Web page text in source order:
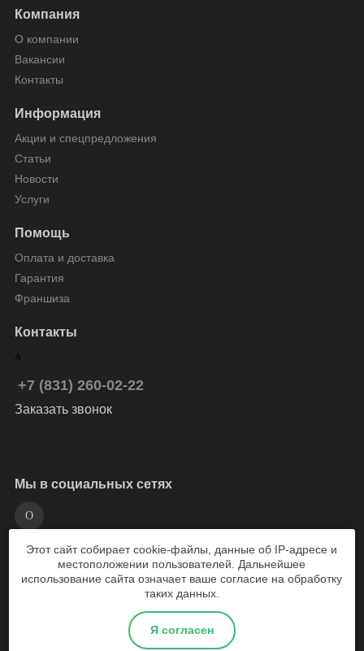
Компания
О компании
Вакансии
Контакты
Информация
Акции и спецпредложения
Статьи
Новости
Услуги
Помощь
Оплата и доставка
Гарантия
Франшиза
Контакты
+7 (831) 260-02-22
Заказать звонок
Мы в социальных сетях
разработка сайта Weboil
2026 © Веломарка - магазин велосипедов Нижний Новгород
Политика конфиденциальности
Этот сайт собирает cookie-файлы, данные об IP-адресе и
местоположении пользователей. Дальнейшее
использование сайта означает ваше согласие на обработку
таких данных.
Я согласен